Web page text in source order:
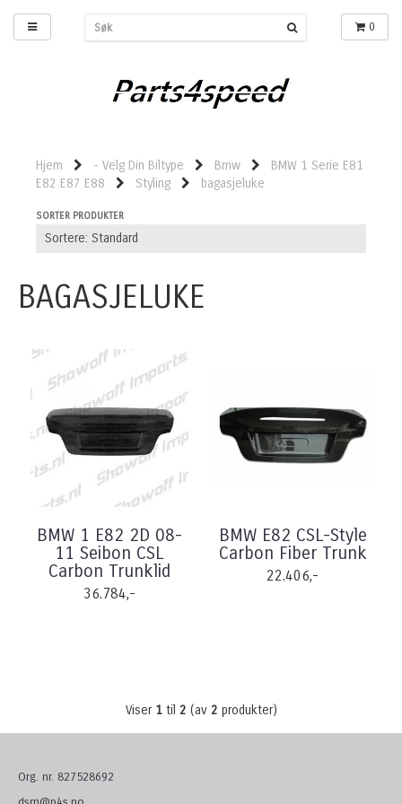
0
Hjem - Velg Din Biltype Bmw
BMW 1 Serie E81
E82 E87 E88
Styling bagasjeluke
SORTER PRODUKTER
BAGASJELUKE
BMW 1 E82 2D 08-
11 Seibon CSL
Carbon Trunklid
36.784,-
BMW E82 CSL-Style
Carbon Fiber Trunk
22.406,-
Viser 1til 2 (av 2 produkter)
Org. nr. 827528692